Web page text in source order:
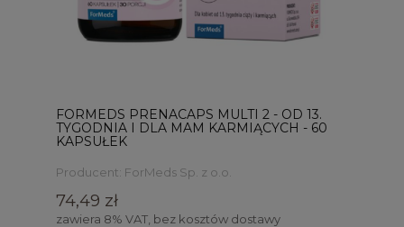
FORMEDS PRENACAPS MULTI 2 - OD 13.
TYGODNIA I DLA MAM KARMIĄCYCH - 60
KAPSUŁEK
Producent: ForMeds Sp. z o.o.
74,49 zł
zawiera 8% VAT, bez kosztów dostawy